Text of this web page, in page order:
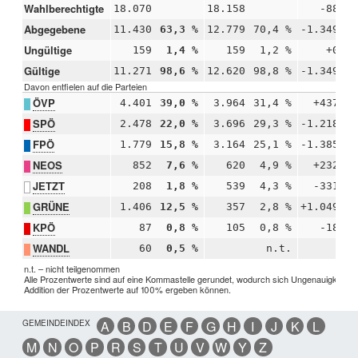
Wahlberechtigte 18.070 18.158 -88
Abgegebene 11.430 63,3 % 12.779 70,4 % -1.349
Ungültige 159 1,4 % 159 1,2 % +0
Gültige 11.271 98,6 % 12.620 98,8 % -1.349
Davon entfielen auf die Parteien
ÖVP 4.401 39,0 % 3.964 31,4 % +437
SPÖ 2.478 22,0 % 3.696 29,3 % -1.218
FPÖ 1.779 15,8 % 3.164 25,1 % -1.385
NEOS 852 7,6 % 620 4,9 % +232
JETZT 208 1,8 % 539 4,3 % -331
GRÜNE 1.406 12,5 % 357 2,8 % +1.049
KPÖ 87 0,8 % 105 0,8 % -18
WANDL 60 0,5 % n.t.
n.t. – nicht teilgenommen
Alle Prozentwerte sind auf eine Kommastelle gerundet, wodurch sich
Addition der Prozentwerte auf 100% ergeben können.
GEMEINDEINDEX A B D E F G H I J K
L
M
N O P R S T U V W Y Z